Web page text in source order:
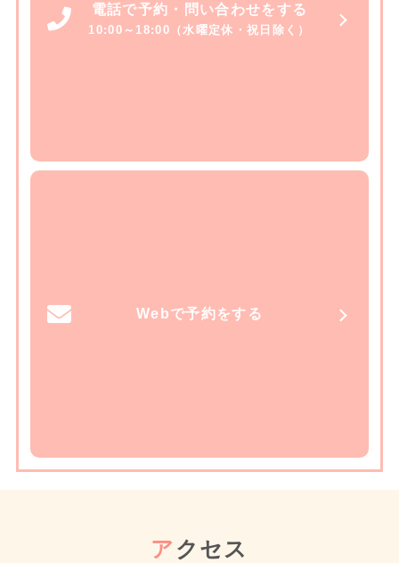
電話で予約・問い合わせをする
10:00～18:00（水曜定休・祝日除く）
Webで予約をする
ア クセス